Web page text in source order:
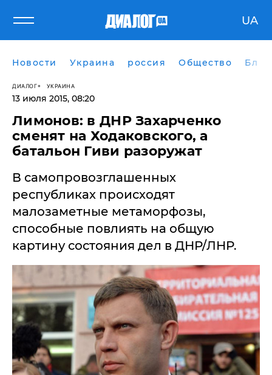
UA
Новости Украина россия Общество
ДИАЛОГ УКРАИНА
13 июля 2015, 08:20
​Лимонов: в ДНР Захарченко
сменят на Ходаковского, а
батальон Гиви разоружат
В самопровозглашенных
республиках происходят
малозаметные метаморфозы,
способные повлиять на общую
картину состояния дел в ДНР/ЛНР.